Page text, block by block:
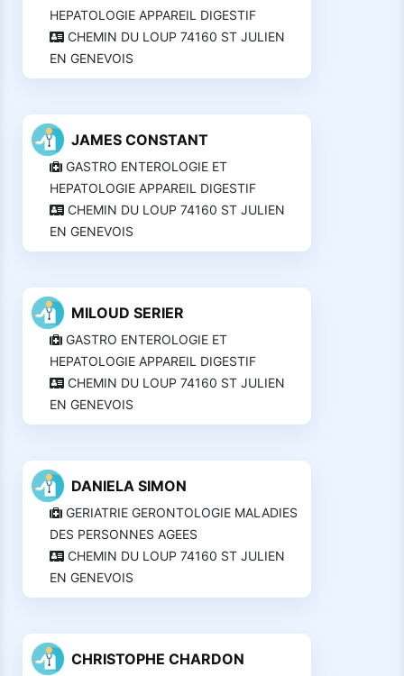
HEPATOLOGIE APPAREIL DIGESTIF
CHEMIN DU LOUP 74160 ST JULIEN
EN GENEVOIS
JAMES CONSTANT
GASTRO ENTEROLOGIE ET
HEPATOLOGIE APPAREIL DIGESTIF
CHEMIN DU LOUP 74160 ST JULIEN
EN GENEVOIS
MILOUD SERIER
GASTRO ENTEROLOGIE ET
HEPATOLOGIE APPAREIL DIGESTIF
CHEMIN DU LOUP 74160 ST JULIEN
EN GENEVOIS
DANIELA SIMON
GERIATRIE GERONTOLOGIE MALADIES
DES PERSONNES AGEES
CHEMIN DU LOUP 74160 ST JULIEN
EN GENEVOIS
CHRISTOPHE CHARDON